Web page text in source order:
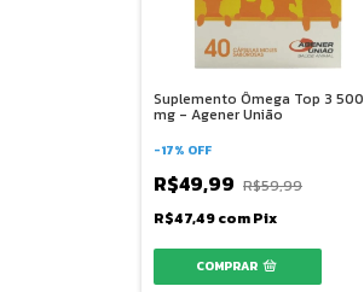
Suplemento Ômega Top 3 500
mg - Agener União
-17% OFF
R$49,99 R$59,99
R$47,49comPix